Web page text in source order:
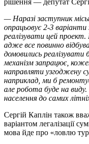
— Наразі заступник
опрацьовує 2-3 варіанти
реалізувати цей проект.
адже все повинно
домовились реалізувати
механізм запрацює,
направляти узгоджену
наприклад, ми б
але робота буде на
населення до самих
Сергій Каплін також
варіантом легалізації
мова йде про «ловлю